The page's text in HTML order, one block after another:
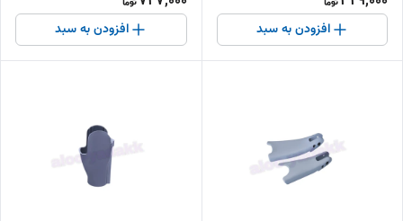
افزودن به سبد افزودن به سبد